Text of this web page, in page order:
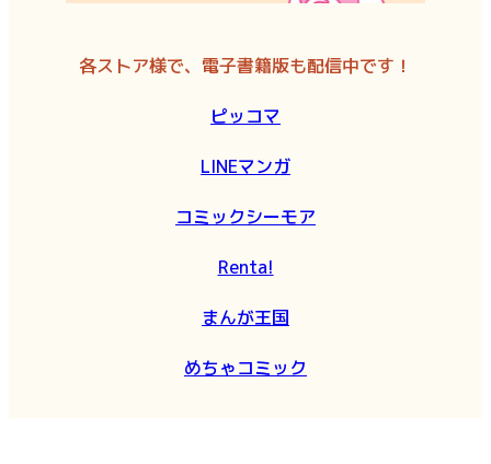
各ストア様で、電子書籍版も配信中です！
ピッコマ
LINEマンガ
コミックシーモア
Renta!
まんが王国
めちゃコミック